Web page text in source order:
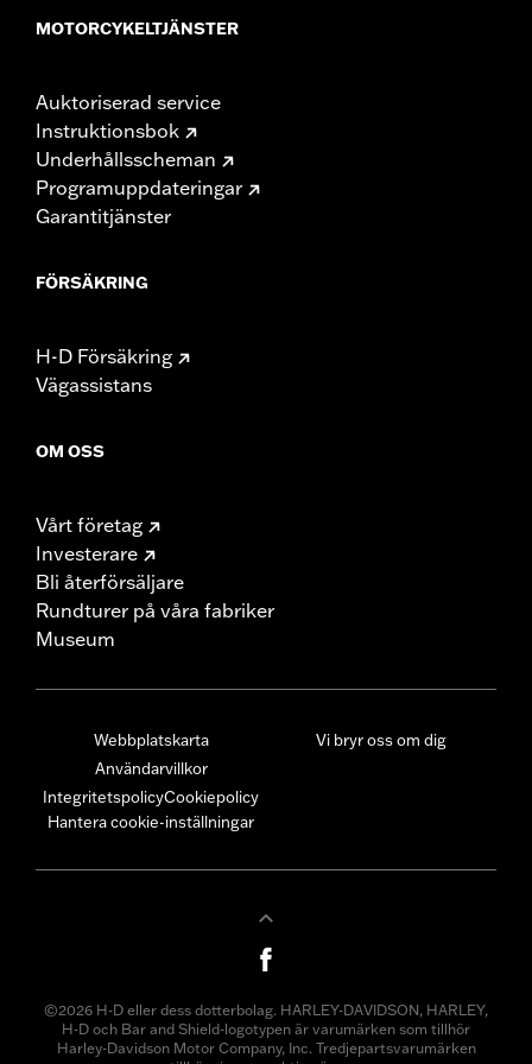
MOTORCYKELTJÄNSTER
Auktoriserad service
Instruktionsbok
Underhållsscheman
Programuppdateringar
Garantitjänster
FÖRSÄKRING
H-D Försäkring
Vägassistans
OM OSS
Vårt företag
Investerare
Bli återförsäljare
Rundturer på våra fabriker
Museum
Webbplatskarta
Användarvillkor
IntegritetspolicyCookiepolicy
Hantera cookie-inställningar
Vi bryr oss om dig
©2026 H-D eller dess dotterbolag. HARLEY-DAVIDSON, HARLEY,
H-D och Bar and Shield-logotypen är varumärken som tillhör
Harley-Davidson Motor Company, Inc. Tredjepartsvarumärken